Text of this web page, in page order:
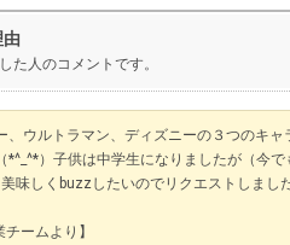
た人のコメントです。
、ウルトラマン、ディズニーの３つのキ
*^_^*）子供は中学生になりましたが（今
味しくbuzzしたいのでリクエストしまし
チームより】